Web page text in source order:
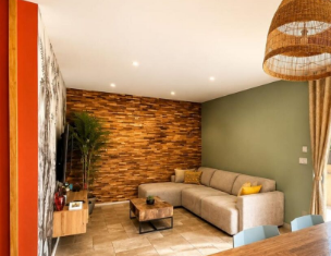
Connexion
Identifiant